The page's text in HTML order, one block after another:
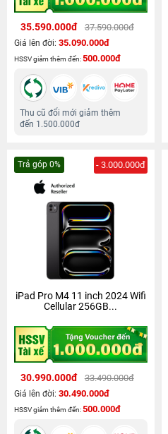
35.590.000đ 37.590.000đ
Giá lên đời: 35.090.000đ
HSSV giảm thêm đến:500.000đ
Thu cũ đổi mới giảm thêm
đến 1.500.000đ
Trả góp 0% - 3.000.000đ
iPad Pro M4 11 inch 2024 Wifi
Cellular 256GB...
30.990.000đ 33.490.000đ
Giá lên đời: 30.490.000đ
HSSV giảm thêm đến:500.000đ